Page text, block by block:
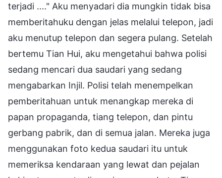
terjadi ...." Aku menyadari dia mungkin tidak bisa
memberitahuku dengan jelas melalui telepon, jadi
aku menutup telepon dan segera pulang. Setelah
bertemu Tian Hui, aku mengetahui bahwa polisi
sedang mencari dua saudari yang sedang
mengabarkan Injil. Polisi telah menempelkan
pemberitahuan untuk menangkap mereka di
papan propaganda, tiang telepon, dan pintu
gerbang pabrik, dan di semua jalan. Mereka juga
menggunakan foto kedua saudari itu untuk
memeriksa kendaraan yang lewat dan pejalan